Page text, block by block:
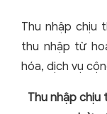
Thu nhập chịu
thu nhập từ
hóa, dịch vụ
Thu nhập chịu